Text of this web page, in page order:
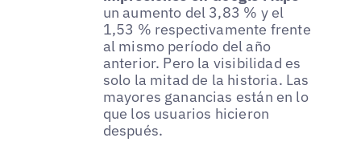
un aumento del 3,83 % y el
1,53 % respectivamente frente
al mismo período del año
anterior. Pero la visibilidad es
solo la mitad de la historia. Las
mayores ganancias están en lo
que los usuarios hicieron
después.